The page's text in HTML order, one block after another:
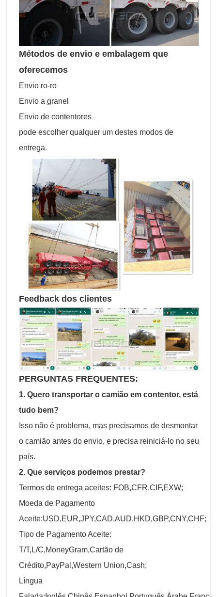
Métodos de envio e embalagem que
oferecemos
Envio ro-ro
Envio a granel
Envio de contentores
pode escolher qualquer um destes modos de
entrega.
Feedback dos clientes
PERGUNTAS FREQUENTES:
1. Quero transportar o camião em contentor, está
tudo bem?
Isso não é problema, mas precisamos de desmontar
o camião antes do envio, e precisa reiniciá-lo no seu
país.
2. Que serviços podemos prestar?
Termos de entrega aceites: FOB,CFR,CIF,EXW;
Moeda de Pagamento
Aceite:USD,EUR,JPY,CAD,AUD,HKD,GBP,CNY,CHF;
Tipo de Pagamento Aceite:
T/T,L/C,MoneyGram,Cartão de
Crédito,PayPal,Western Union,Cash;
Língua